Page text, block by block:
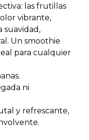
las frutillas
vibrante,
suavidad,
Un smoothie
para cualquier
ni
y refrescante,